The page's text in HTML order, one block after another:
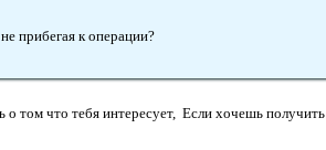
прибегая к операции?
о том что тебя интересует, Если хочешь получить